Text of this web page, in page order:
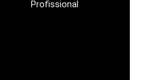
Profissional